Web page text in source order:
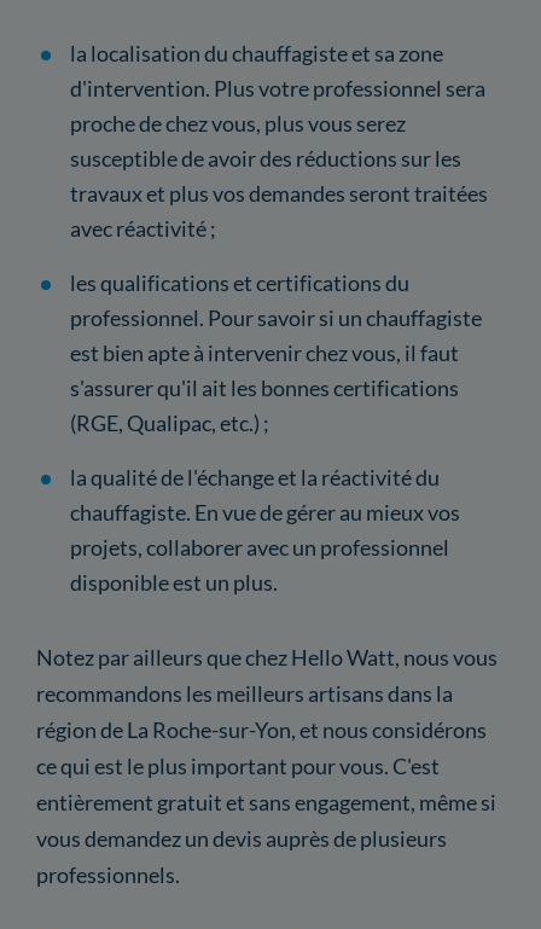
la localisation du chauffagiste et sa zone
d'intervention. Plus votre professionnel sera
proche de chez vous, plus vous serez
susceptible de avoir des réductions sur les
travaux et plus vos demandes seront traitées
avec réactivité ;
les qualifications et certifications du
professionnel. Pour savoir si un chauffagiste
est bien apte à intervenir chez vous, il faut
s'assurer qu'il ait les bonnes certifications
(RGE, Qualipac, etc.) ;
la qualité de l'échange et la réactivité du
chauffagiste. En vue de gérer au mieux vos
projets, collaborer avec un professionnel
disponible est un plus.
Notez par ailleurs que chez Hello Watt, nous vous
recommandons les meilleurs artisans dans la
région de La Roche-sur-Yon, et nous considérons
ce qui est le plus important pour vous. C'est
entièrement gratuit et sans engagement, même si
vous demandez un devis auprès de plusieurs
professionnels.